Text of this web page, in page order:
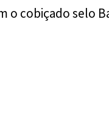
o cobiçado selo